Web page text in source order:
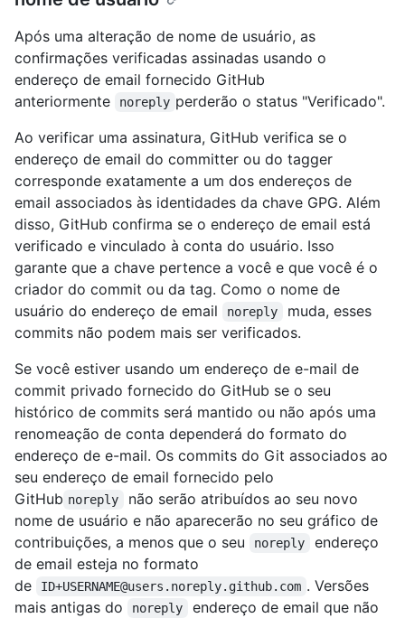
Após uma alteração de nome de usuário, as
confirmações verificadas assinadas usando o
endereço de email fornecido GitHub
anteriormente
noreply perderão o status "Verificado".
Ao verificar uma assinatura, GitHub verifica se o
endereço de email do committer ou do tagger
corresponde exatamente a um dos endereços de
email associados às identidades da chave GPG. Além
disso, GitHub confirma se o endereço de email está
verificado e vinculado à conta do usuário. Isso
garante que a chave pertence a você e que você é o
criador do commit ou da tag. Como o nome de
usuário do endereço de email
noreply
muda, esses
commits não podem mais ser verificados.
Se você estiver usando um endereço de e-mail de
commit privado fornecido do GitHub se o seu
histórico de commits será mantido ou não após uma
renomeação de conta dependerá do formato do
endereço de e-mail. Os commits do Git associados ao
seu endereço de email fornecido pelo
GitHub noreply
não serão atribuídos ao seu novo
nome de usuário e não aparecerão no seu gráfico de
contribuições, a menos que o seu
noreply
endereço
de email esteja no formato
de
ID+USERNAME@users.noreply.github.com . Versões
mais antigas do
noreply
endereço de email que não